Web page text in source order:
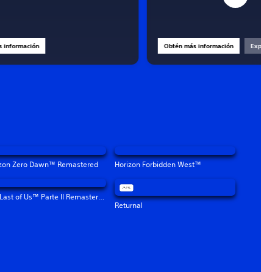
información Obtén más información
Zero Dawn™ Remastered Horizon Forbidden West™
The Last of Us™ Parte II Remastered
Returnal